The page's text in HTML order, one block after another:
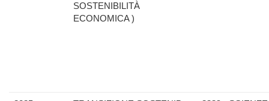
SOSTENIBILITÀ
ECONOMICA )